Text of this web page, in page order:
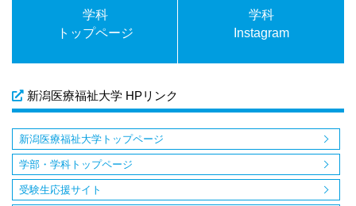
学科
トップページ
学科
Instagram
新潟医療福祉大学 HPリンク
新潟医療福祉大学トップページ
学部・学科トップページ
受験生応援サイト